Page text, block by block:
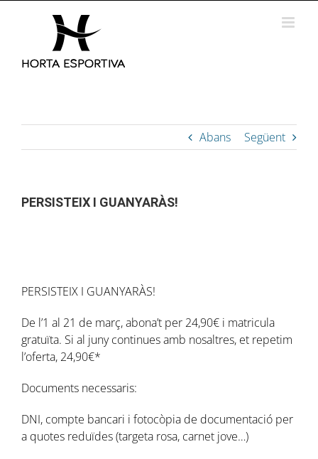
Abans Següent
PERSISTEIX I GUANYARÀS!
PERSISTEIX I GUANYARÀS!
De l’1 al 21 de març, abona’t per 24,90€ i matricula
gratuïta. Si al juny continues amb nosaltres, et repetim
l’oferta, 24,90€*
Documents necessaris:
DNI, compte bancari i fotocòpia de documentació per
a quotes reduïdes (targeta rosa, carnet jove…)